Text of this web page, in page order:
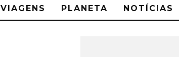
VIAGENS PLANETA NOTÍCIAS